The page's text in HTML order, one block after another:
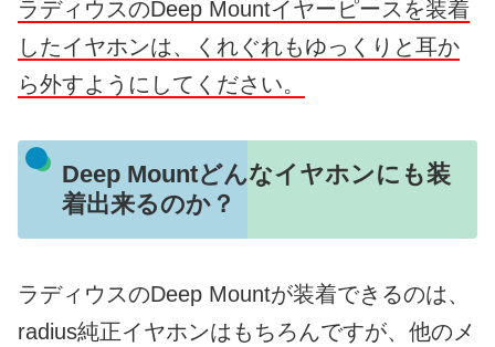
ラディウスのDeep Mountイヤーピースを装着
したイヤホンは、くれぐれもゆっくりと耳か
ら外すようにしてください。
Deep Mountどんなイヤホンにも装
着出来るのか？
ラディウスのDeep Mountが装着できるのは、
radius純正イヤホンはもちろんですが、他のメ